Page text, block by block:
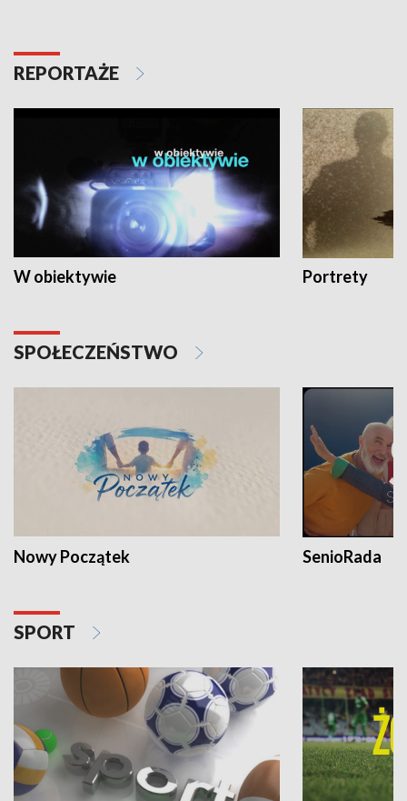
REPORTAŻE
W obiektywie Portrety
SPOŁECZEŃSTWO
Nowy Początek SenioRada
SPORT